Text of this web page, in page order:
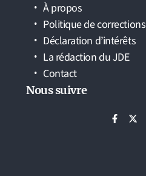
À propos
Politique de corrections
Déclaration d’intérêts
La rédaction du JDE
Contact
Nous suivre